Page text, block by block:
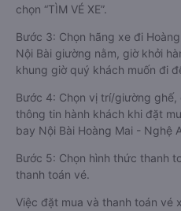
chọn “TÌM VÉ XE”.
Bước 3: Chọn hãng xe đi
Nội Bài giường nằm, giờ khởi
khung giờ quý khách muốn đi
Bước 4: Chọn vị trí/giường
thông tin hành khách khi đặt
bay Nội Bài Hoàng Mai - Nghệ
Bước 5: Chọn hình thức thanh
thanh toán vé.
Việc đặt mua và thanh toán vé